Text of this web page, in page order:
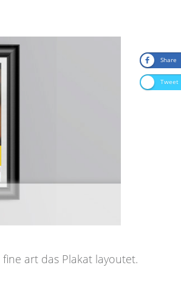
Share
Tweet
art das Plakat layoutet.